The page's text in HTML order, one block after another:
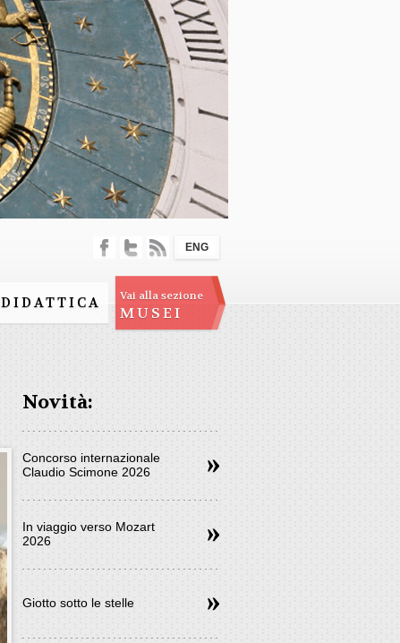
DIDATTICA Vai alla sezione
MUSEI
ENG
Novità:
Concorso internazionale
Claudio Scimone 2026
In viaggio verso Mozart
2026
Giotto sotto le stelle